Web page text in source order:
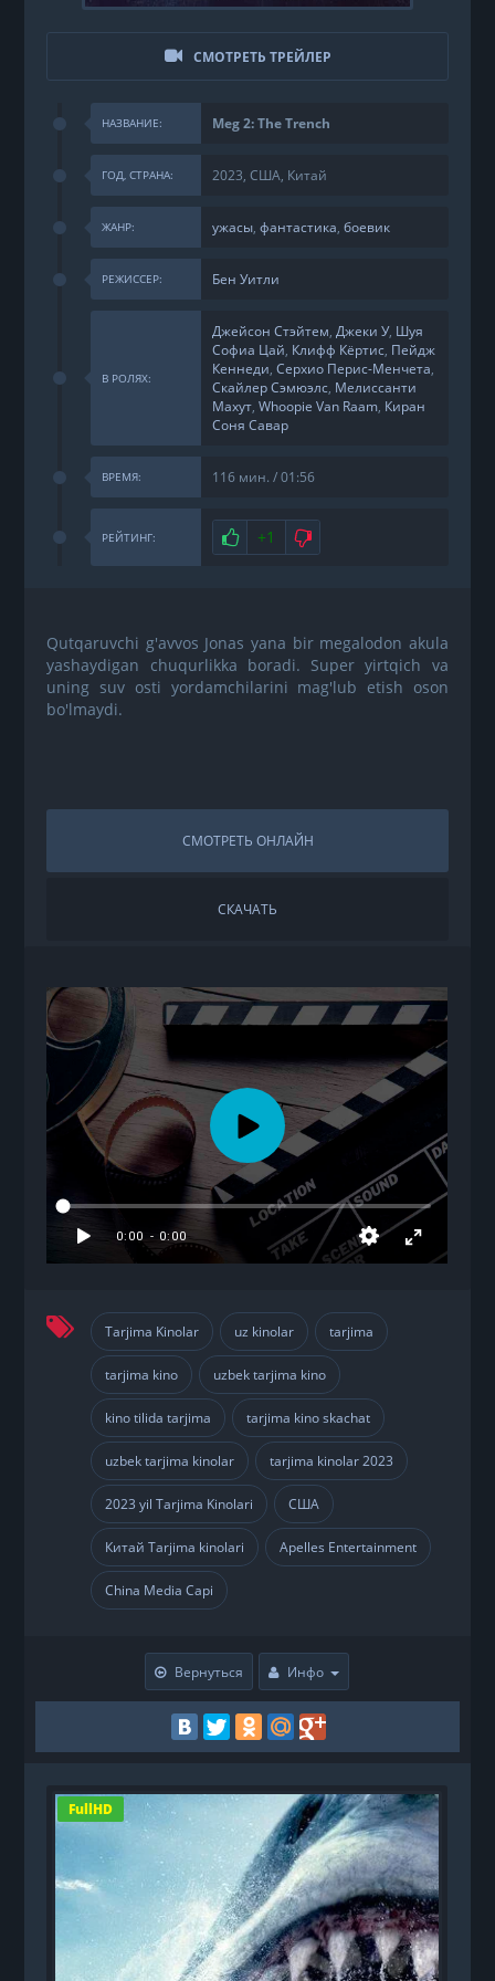
СМОТРЕТЬ ТРЕЙЛЕР
НАЗВАНИЕ: Meg 2: The Trench
ГОД, СТРАНА: 2023, США, Китай
ЖАНР: ужасы,фантастика,боевик
РЕЖИССЕР: Бен Уитли
В РОЛЯХ:
Джейсон Стэйтем,Джеки У, Шуя
Софиа Цай, Клифф Кёртис, Пейдж
Кеннеди,Серхио Перис-Менчета,
Скайлер Сэмюэлс, Мелиссанти
Махут,Whoopie Van Raam, Киран
Соня Савар
ВРЕМЯ: 116 мин. / 01:56
РЕЙТИНГ: Нравится
+1 Не нравится
Qutqaruvchi g'avvos Jonas yana bir megalodon akula
yashaydigan chuqurlikka boradi. Super yirtqich va
uning suv osti yordamchilarini mag'lub etish oson
bo'lmaydi.
СМОТРЕТЬ ОНЛАЙН
СКАЧАТЬ
Tarjima Kinolar , uz kinolar , tarjima
tarjima kino , uzbek tarjima kino
kino tilida tarjima , tarjima kino skachat
uzbek tarjima kinolar , tarjima kinolar 2023
2023 yil Tarjima Kinolari , США
Китай Tarjima kinolari , Apelles Entertainment
China Media Capi
Вернуться Инфо
FullHD